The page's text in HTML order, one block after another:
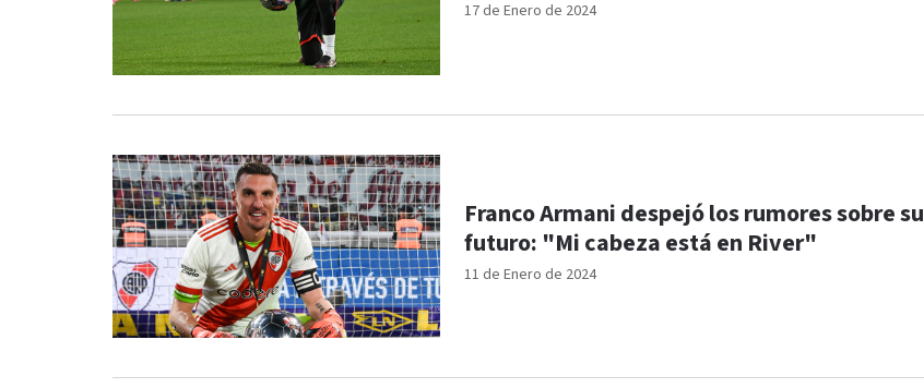
17 de Enero de 2024
11 de Enero de 2024
Franco Armani despejó los rumores sobre su
futuro: "Mi cabeza está en River"